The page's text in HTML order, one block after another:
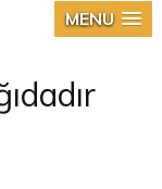
MENU